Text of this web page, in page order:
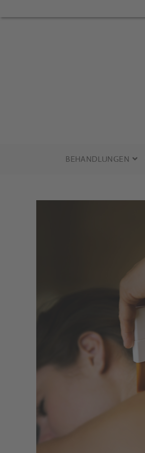
Inhalt
BEHANDLUNGEN